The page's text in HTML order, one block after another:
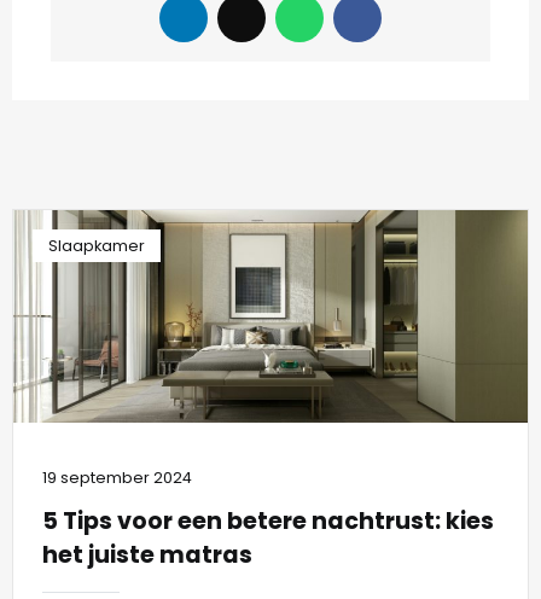
Slaapkamer
19 september 2024
5 Tips voor een betere nachtrust: kies
het juiste matras